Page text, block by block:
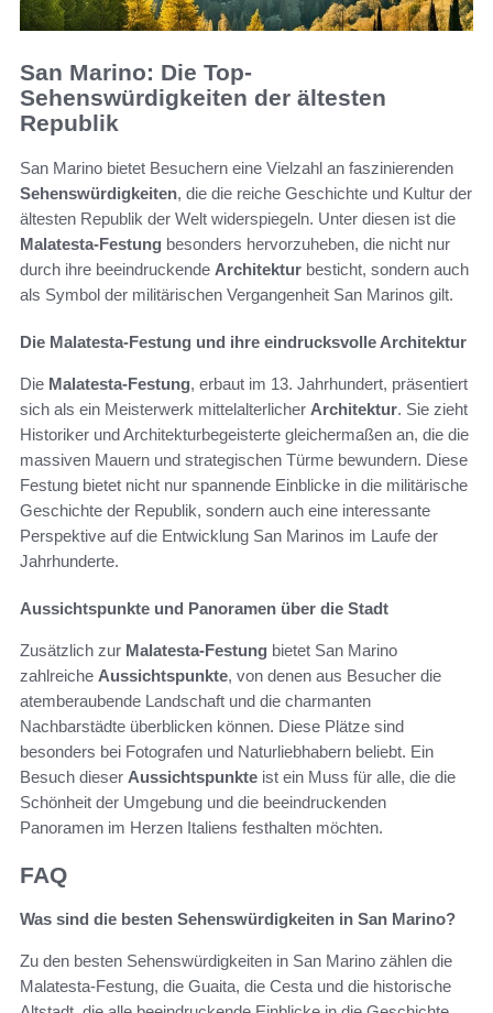
San Marino: Die Top-
Sehenswürdigkeiten der ältesten
Republik
San Marino bietet Besuchern eine Vielzahl an faszinierenden
Sehenswürdigkeiten, die die reiche Geschichte und Kultur der
ältesten Republik der Welt widerspiegeln. Unter diesen ist die
Malatesta-Festung besonders hervorzuheben, die nicht nur
durch ihre beeindruckende Architektur besticht, sondern auch
als Symbol der militärischen Vergangenheit San Marinos gilt.
Die Malatesta-Festung und ihre eindrucksvolle Architektur
Die Malatesta-Festung, erbaut im 13. Jahrhundert, präsentiert
sich als ein Meisterwerk mittelalterlicher Architektur. Sie zieht
Historiker und Architekturbegeisterte gleichermaßen an, die die
massiven Mauern und strategischen Türme bewundern. Diese
Festung bietet nicht nur spannende Einblicke in die militärische
Geschichte der Republik, sondern auch eine interessante
Perspektive auf die Entwicklung San Marinos im Laufe der
Jahrhunderte.
Aussichtspunkte und Panoramen über die Stadt
Zusätzlich zur Malatesta-Festung bietet San Marino
zahlreiche Aussichtspunkte, von denen aus Besucher die
atemberaubende Landschaft und die charmanten
Nachbarstädte überblicken können. Diese Plätze sind
besonders bei Fotografen und Naturliebhabern beliebt. Ein
Besuch dieser Aussichtspunkte ist ein Muss für alle, die die
Schönheit der Umgebung und die beeindruckenden
Panoramen im Herzen Italiens festhalten möchten.
FAQ
Was sind die besten Sehenswürdigkeiten in San Marino?
Zu den besten Sehenswürdigkeiten in San Marino zählen die
Malatesta-Festung, die Guaita, die Cesta und die historische